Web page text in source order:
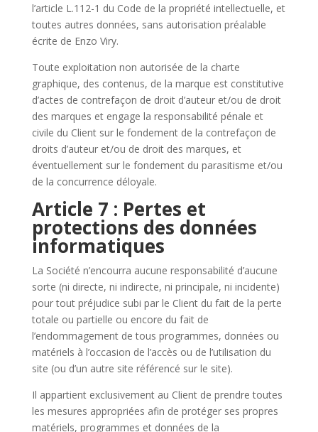
l’article L.112-1 du Code de la propriété intellectuelle, et
toutes autres données, sans autorisation préalable
écrite de Enzo Viry.
Toute exploitation non autorisée de la charte
graphique, des contenus, de la marque est constitutive
d’actes de contrefaçon de droit d’auteur et/ou de droit
des marques et engage la responsabilité pénale et
civile du Client sur le fondement de la contrefaçon de
droits d’auteur et/ou de droit des marques, et
éventuellement sur le fondement du parasitisme et/ou
de la concurrence déloyale.
Article 7 : Pertes et
protections des données
informatiques
La Société n’encourra aucune responsabilité d’aucune
sorte (ni directe, ni indirecte, ni principale, ni incidente)
pour tout préjudice subi par le Client du fait de la perte
totale ou partielle ou encore du fait de
l’endommagement de tous programmes, données ou
matériels à l’occasion de l’accès ou de l’utilisation du
site (ou d’un autre site référencé sur le site).
Il appartient exclusivement au Client de prendre toutes
les mesures appropriées afin de protéger ses propres
matériels, programmes et données de la